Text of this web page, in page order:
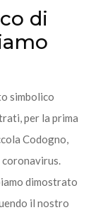
di
simbolico
per la prima
Codogno,
dimostrato
il nostro